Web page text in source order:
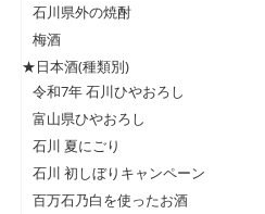
石川県外の焼酎
梅酒
★日本酒(種類別)
令和7年 石川ひやおろし
富山県ひやおろし
石川 夏にごり
石川 初しぼりキャンペーン
百万石乃白を使ったお酒